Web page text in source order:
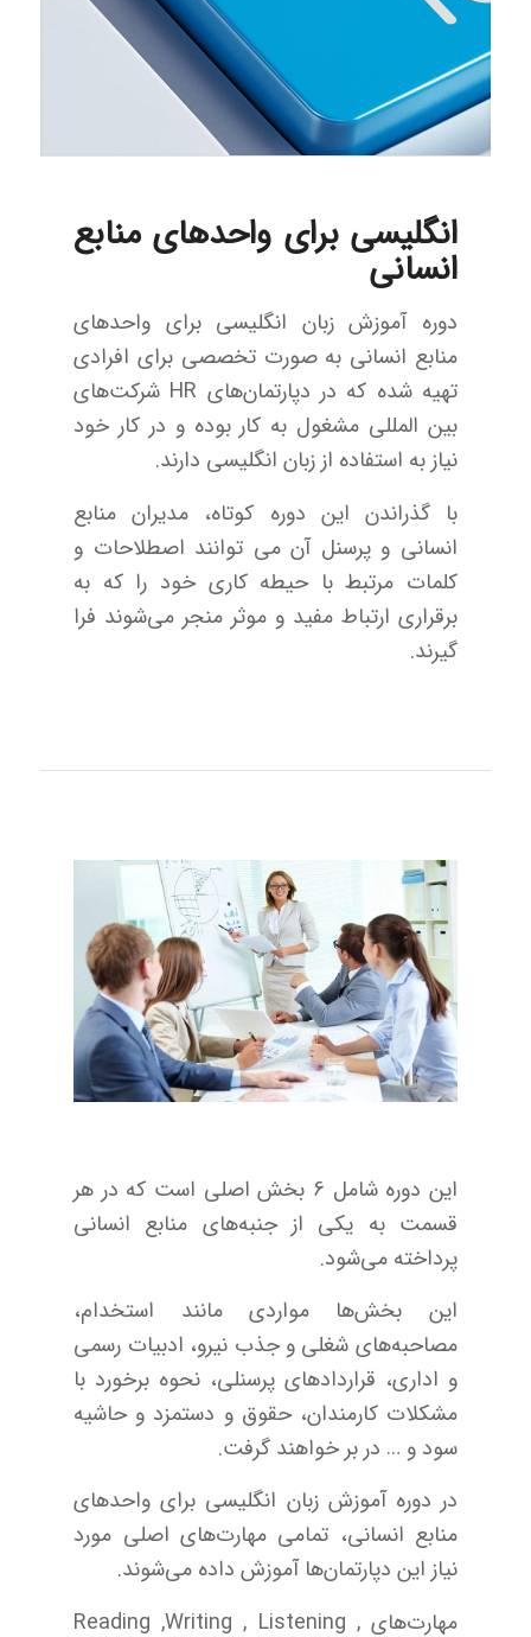
انگلیسی برای واحدهای منابع
انسانی
دوره آموزش زبان انگلیسی برای واحدهای
منابع انسانی به صورت تخصصی برای افرادی
تهیه شده که در دپارتمان‌‌های HR شرکت‌های
بین المللی مشغول به کار بوده و در کار خود
نیاز به استفاده از زبان انگلیسی دارند.
با گذراندن این دوره کوتاه، مدیران منابع
انسانی و پرسنل آن می توانند اصطلاحات و
کلمات مرتبط با حیطه کاری خود را که به
برقراری ارتباط مفید و موثر منجر می‌شوند فرا
گیرند.
این دوره شامل 6 بخش اصلی است که در هر
قسمت به یکی از جنبه‌های منابع انسانی
پرداخته می‌شود.
این بخش‌ها مواردی مانند استخدام،
مصاحبه‌های شغلی و جذب نیرو، ادبیات رسمی
و اداری، قراردادهای پرسنلی، نحوه برخورد با
مشکلات کارمندان، حقوق و دستمزد و حاشیه
سود و … در بر خواهند گرفت.
در دوره آموزش زبان انگلیسی برای واحدهای
منابع انسانی، تمامی مهارت‌های اصلی مورد
نیاز این دپارتمان‌ها آموزش داده می‌شوند.
مهارت‌های Reading ,Writing , Listening ,